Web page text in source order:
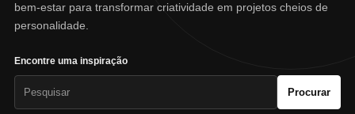
bem-estar para transformar criatividade em projetos cheios de
personalidade.
Encontre uma inspiração
Procurar